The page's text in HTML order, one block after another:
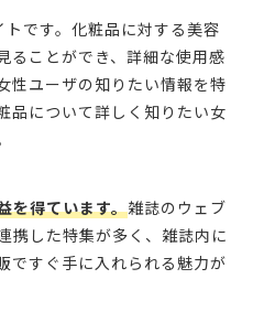
です。化粧品に対する美容
ることができ、詳細な使用感
性ユーザの知りたい情報を特
品について詳しく知りたい女
を得ています。雑誌のウェブ
携した特集が多く、雑誌内に
ですぐ手に入れられる魅力が